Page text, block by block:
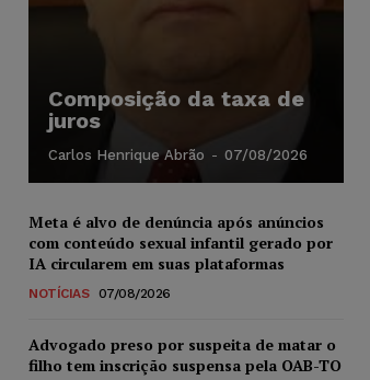
Composição da taxa de
juros
Carlos Henrique Abrão - 07/08/2026
Meta é alvo de denúncia após anúncios
com conteúdo sexual infantil gerado por
IA circularem em suas plataformas
NOTÍCIAS 07/08/2026
Advogado preso por suspeita de matar o
filho tem inscrição suspensa pela OAB-TO